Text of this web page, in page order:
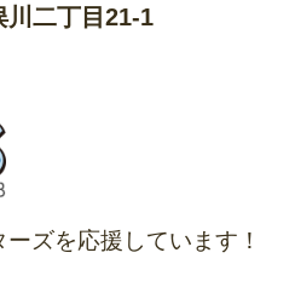
川二丁目21-1
ーズを応援しています！